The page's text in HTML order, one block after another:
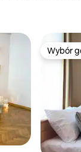
gości Wybór
Wybór